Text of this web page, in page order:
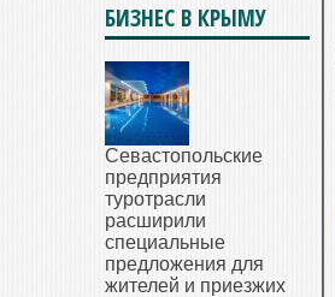
БИЗНЕС В КРЫМУ
Севастопольские
предприятия
туротрасли
расширили
специальные
предложения для
жителей и приезжих